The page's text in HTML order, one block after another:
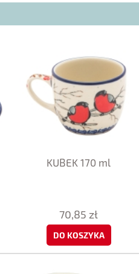
KUBEK 170 ml
70,85 zł
DO KOSZYKA